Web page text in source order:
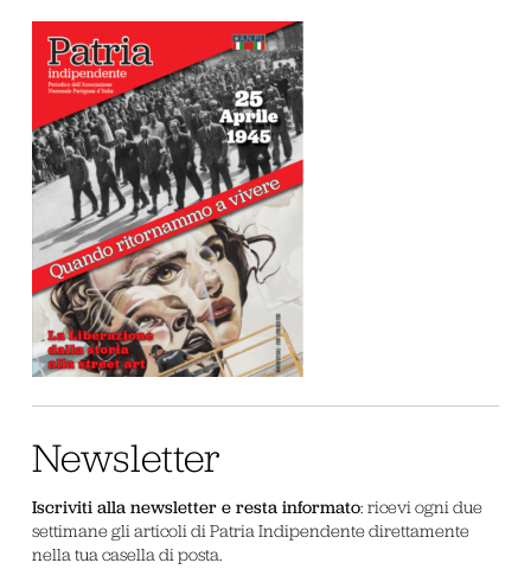
Newsletter
Iscriviti alla newsletter e resta informato: ricevi ogni due
settimane gli articoli di Patria Indipendente direttamente
nella tua casella di posta.